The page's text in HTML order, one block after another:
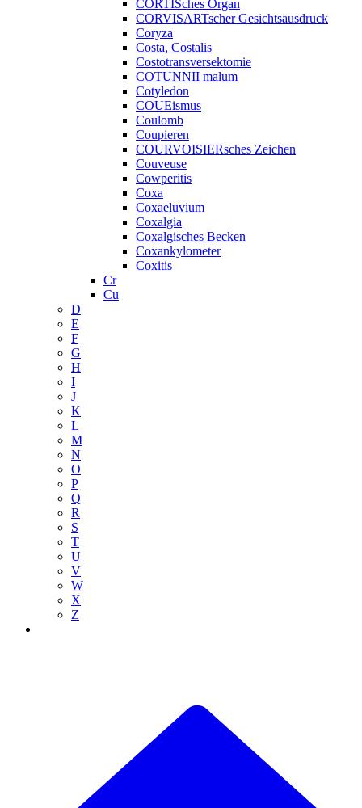
CORTISches Organ
CORVISARTscher Gesichtsausdruck
Coryza
Costa, Costalis
Costotransversektomie
COTUNNII malum
Cotyledon
COUEismus
Coulomb
Coupieren
COURVOISIERsches Zeichen
Couveuse
Cowperitis
Coxa
Coxaeluvium
Coxalgia
Coxalgisches Becken
Coxankylometer
Coxitis
Cr
Cu
D
E
F
G
H
I
J
K
L
M
N
O
P
Q
R
S
T
U
V
W
X
Z